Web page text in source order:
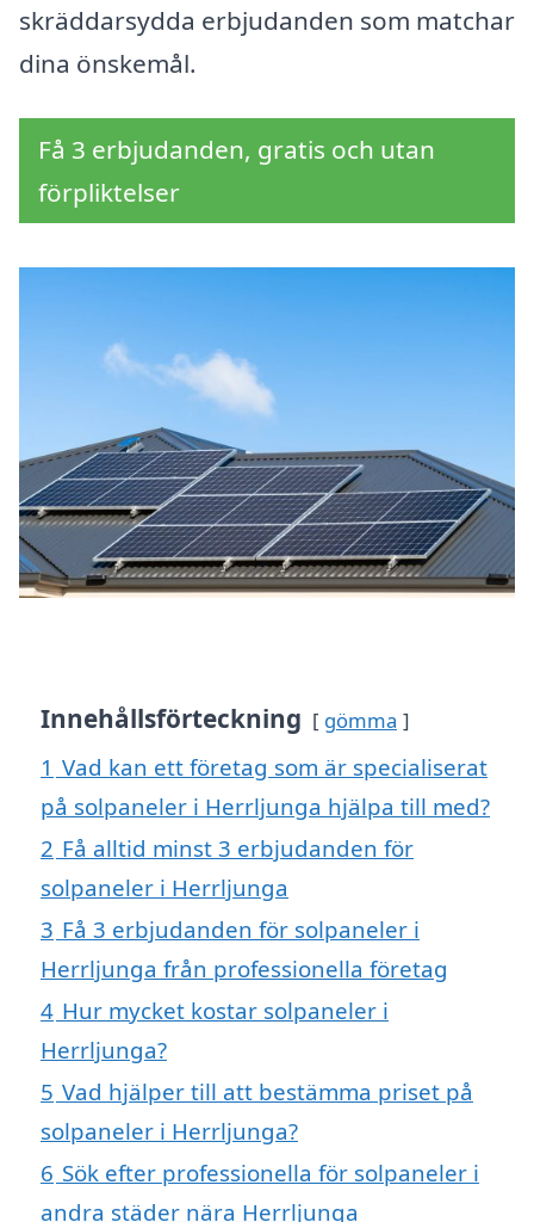
skräddarsydda erbjudanden som matchar
dina önskemål.
Få 3 erbjudanden, gratis och utan
förpliktelser
Innehållsförteckning gömma
1 Vad kan ett företag som är specialiserat
på solpaneler i Herrljunga hjälpa till med?
2 Få alltid minst 3 erbjudanden för
solpaneler i Herrljunga
3 Få 3 erbjudanden för solpaneler i
Herrljunga från professionella företag
4 Hur mycket kostar solpaneler i
Herrljunga?
5 Vad hjälper till att bestämma priset på
solpaneler i Herrljunga?
6 Sök efter professionella för solpaneler i
andra städer nära Herrljunga